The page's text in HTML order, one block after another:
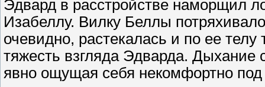
Эдвард в расстройстве наморщил
Изабеллу. Вилку Беллы
очевидно, растекалась и по ее
тяжесть взгляда Эдварда. Дыхание
явно ощущая себя некомфортно